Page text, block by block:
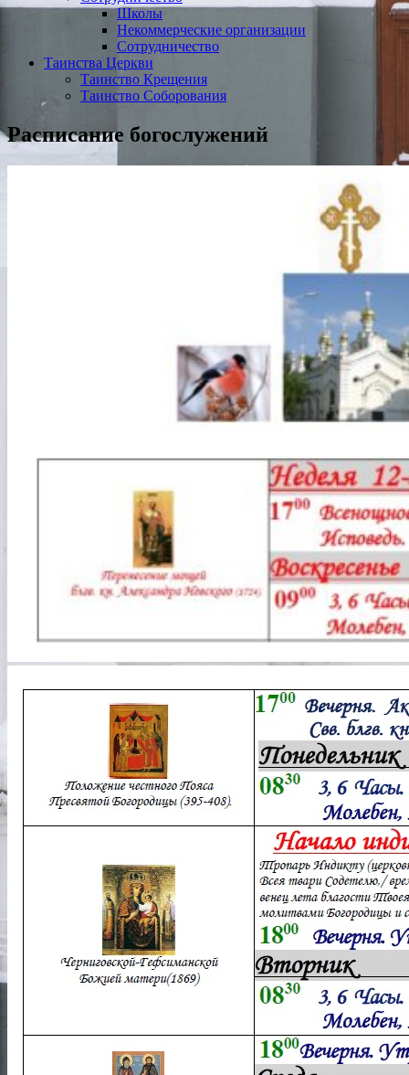
Школы
Некоммерческие организации
Сотрудничество
Таинства Церкви
Таинство Крещения
Таинство Соборования
Расписание богослужений